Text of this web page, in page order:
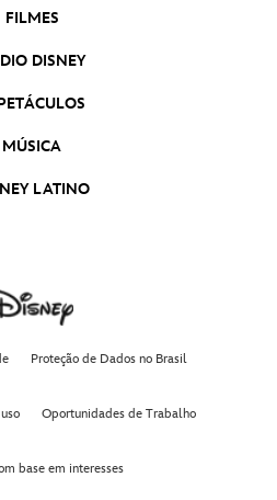
de Neve | Teaser Oficial Dublado
2 | Trailer Oficial Dublado
Oficial Dublado
& Wolverine
O Rei Leão | Trailer Oficial Dublado
FILMES
DISNEY
MÚSICA
LATINO
Proteção de Dados no Brasil
Oportunidades de Trabalho
base em interesses